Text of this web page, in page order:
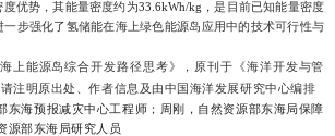
优势，其能量密度约为33 6kWh/kg ，是目前已知能量密度
步强化了氢储能在海上绿色能源岛应用中的技术可行性与
上能源岛综合开发路径思考》，原刊于《海洋开发与管
注明原出处、作者信息及由中国海洋发展研究中心编排
东海预报减灾中心工程师；周刚，自然资源部东海局保障
源部东海局研究人员